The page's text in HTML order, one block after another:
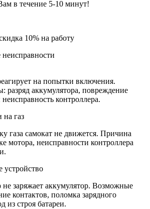
в течение 5-10 минут!
10% на работу
на попытки включения.
аккумулятора, повреждение
контроллера.
на газ
газа самокат не движется. Причина
мотора, неисправности контроллера
устройство
не заряжает аккумулятор. Возможные
контактов, поломка зарядного
из строя батареи.